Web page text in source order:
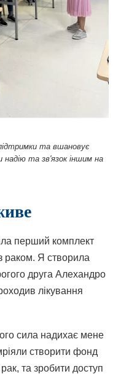
та вшановує
надію та зв'язок іншим на
перший комплект
раком. Я створила
друга Алехандро
лікування
сила надихає мене
створити фонд
та зробити доступ